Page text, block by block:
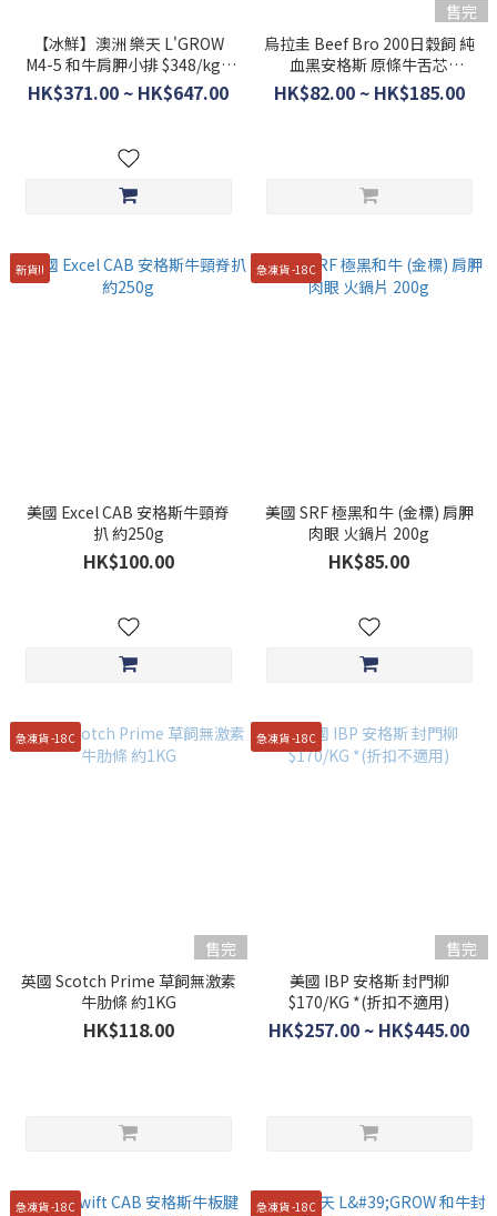
【冰鮮】澳洲 樂天 L'GROW
M4-5 和牛肩胛小排 $348/kg *
(折扣不適用)
HK$371.00 ~ HK$647.00
售完
烏拉圭 Beef Bro 200日穀飼 純
血黑安格斯 原條牛舌芯
$280/kg *(折扣不適用)
HK$82.00 ~ HK$185.00
新貨!!
美國 Excel CAB 安格斯牛頸脊
扒 約250g
HK$100.00
急凍貨 -18C
美國 SRF 極黑和牛 (金標) 肩胛
肉眼 火鍋片 200g
HK$85.00
急凍貨 -18C
售完
英國 Scotch Prime 草飼無激素
牛肋條 約1KG
HK$118.00
急凍貨 -18C
售完
美國 IBP 安格斯 封門柳
$170/KG *(折扣不適用)
HK$257.00 ~ HK$445.00
急凍貨 -18C 急凍貨 -18C